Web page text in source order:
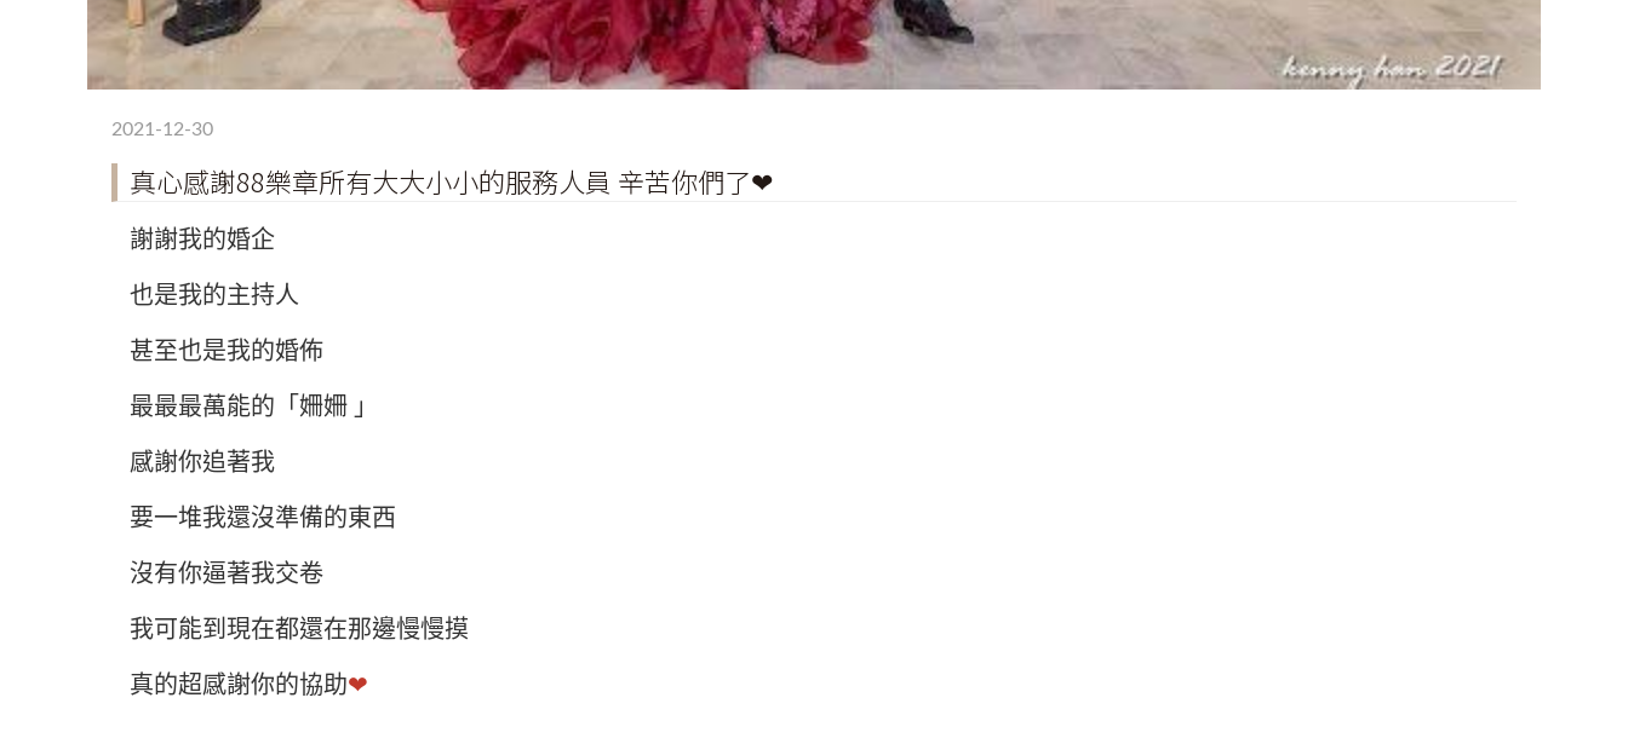
2021-12-30
真心感謝88樂章所有大大小小的服務人員 辛苦你們了❤
謝謝我的婚企
也是我的主持人
甚至也是我的婚佈
最最最萬能的「姍姍 」
感謝你追著我
要一堆我還沒準備的東西
沒有你逼著我交卷
我可能到現在都還在那邊慢慢摸
真的超感謝你的協助❤